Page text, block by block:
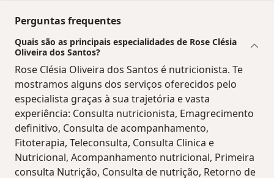
Perguntas frequentes
Quais são as principais especialidades de Rose Clésia
Oliveira dos Santos?
Rose Clésia Oliveira dos Santos é nutricionista. Te
mostramos alguns dos serviços oferecidos pelo
especialista graças à sua trajetória e vasta
experiência: Consulta nutricionista, Emagrecimento
definitivo, Consulta de acompanhamento,
Fitoterapia, Teleconsulta, Consulta Clinica e
Nutricional, Acompanhamento nutricional, Primeira
consulta Nutrição, Consulta de nutrição, Retorno de